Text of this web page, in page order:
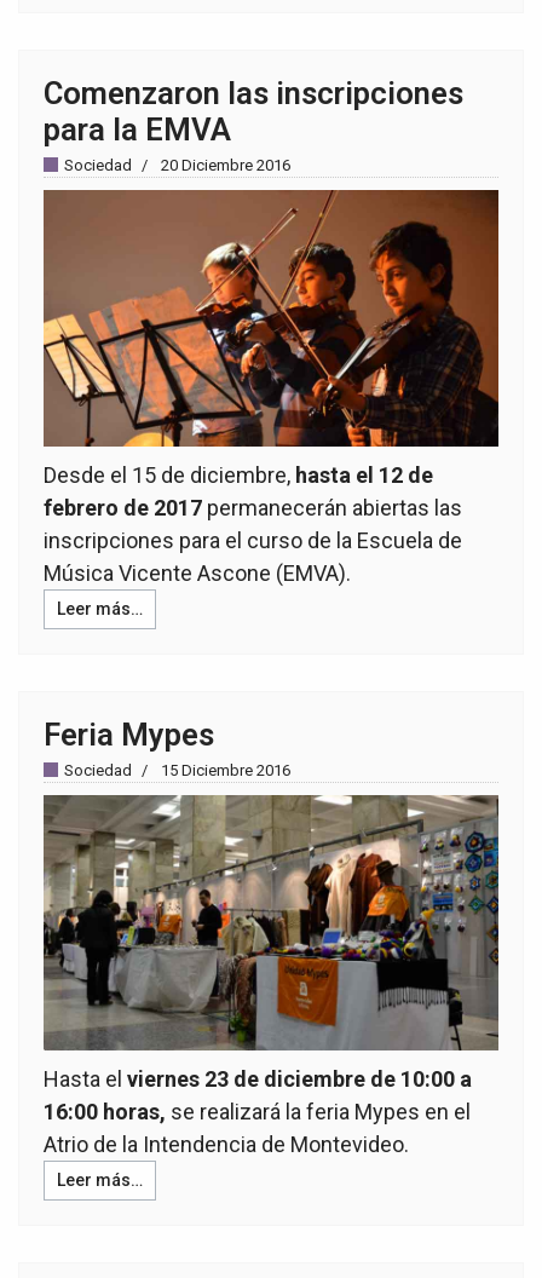
Comenzaron las inscripciones
para la EMVA
Sociedad 20 Diciembre 2016
Desde el 15 de diciembre, hasta el 12 de
febrero de 2017 permanecerán abiertas las
inscripciones para el curso de la Escuela de
Música Vicente Ascone (EMVA).
Leer más…
Feria Mypes
Sociedad 15 Diciembre 2016
Hasta el viernes 23 de diciembre de 10:00 a
16:00 horas, se realizará la feria Mypes en el
Atrio de la Intendencia de Montevideo.
Leer más…